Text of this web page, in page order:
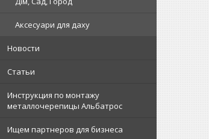
Аксесуари для даху
Новости
Статьи
Инструкция по монтажу
металлочерепицы Альбатрос
Ищем партнеров для бизнеса